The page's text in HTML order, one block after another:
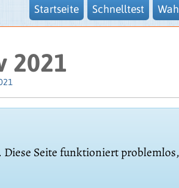
Startseite Schnelltest
2021
Seite funktioniert